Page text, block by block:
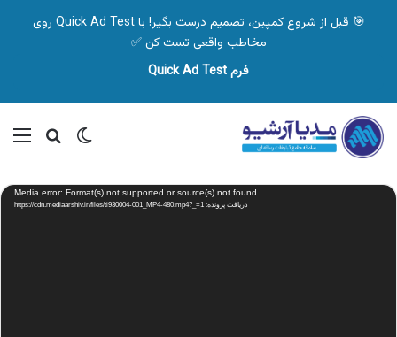
🎯 قبل از شروع کمپین، تصمیم درست بگیر! با Quick Ad Test روی
مخاطب واقعی تست کن ✅
فرم Quick Ad Test
تغییر پوسته
نمایشگر
ویدیو Media error: Format(s) not supported or source(s) not found
دریافت پرونده: https://cdn.mediaarshiv.ir/files/ti930004-001_MP4-480.mp4?_=1